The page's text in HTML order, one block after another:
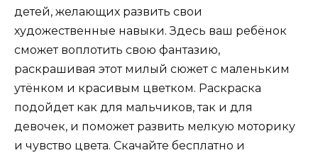
детей, желающих развить свои
художественные навыки. Здесь ваш ребёнок
сможет воплотить свою фантазию,
раскрашивая этот милый сюжет с маленьким
утёнком и красивым цветком. Раскраска
подойдет как для мальчиков, так и для
девочек, и поможет развить мелкую моторику
и чувство цвета. Скачайте бесплатно и